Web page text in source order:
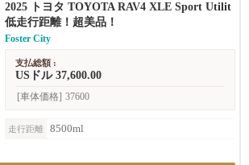
2025 トヨタ TOYOTA RAV4 XLE Sport Utilit
y 4D
低走行距離！超美品！
Foster City
支払総額 :
USドル 37,600.00
[車体価格] 37600
走行距離
8500ml